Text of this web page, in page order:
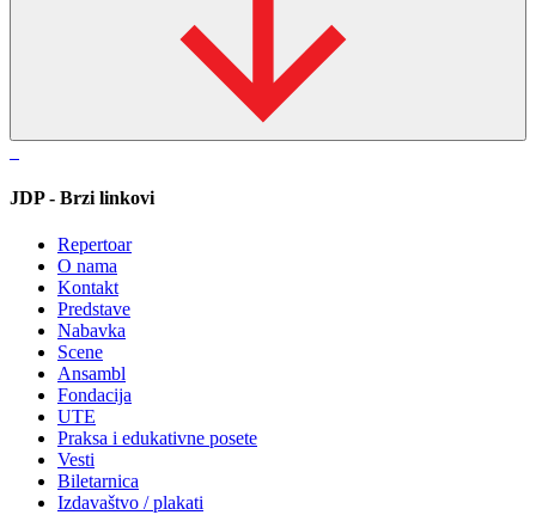
JDP - Brzi linkovi
Repertoar
O nama
Kontakt
Predstave
Nabavka
Scene
Ansambl
Fondacija
UTE
Praksa i edukativne posete
Vesti
Biletarnica
Izdavaštvo / plakati